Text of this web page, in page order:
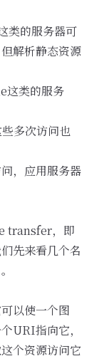
类的服务器可
解析静态资源
这类的服务
多次访问也
，应用服务器
transfer，即
先来看几个名
以使一个图
URI指向它，
个资源访问它